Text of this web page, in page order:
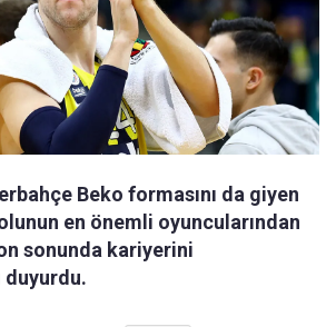
Beko formasını da giyen
en önemli oyuncularından
sonunda kariyerini
duyurdu.